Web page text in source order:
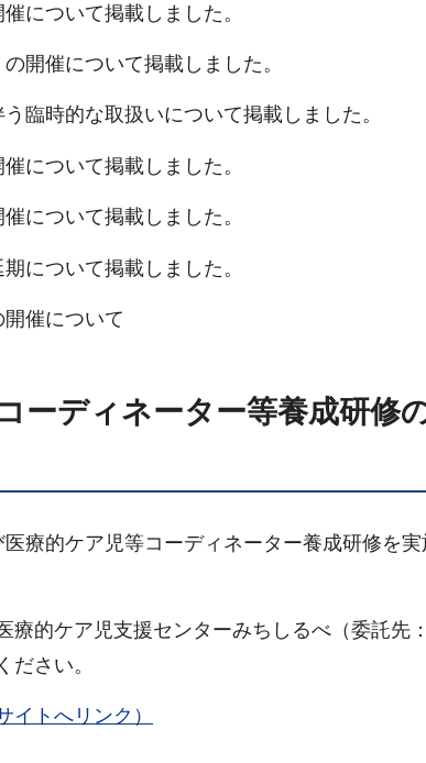
について掲載しました。
開催について掲載しました。
臨時的な取扱いについて掲載しました。
について掲載しました。
について掲載しました。
について掲載しました。
催について
ーディネーター等養成研修
療的ケア児等コーディネーター養成研修を実
的ケア児支援センターみちしるべ（委託先
さい。
トへリンク）